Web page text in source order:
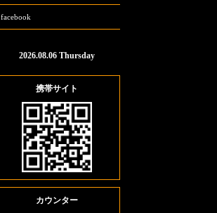
facebook
2026.08.06 Thursday
携帯サイト
カウンター